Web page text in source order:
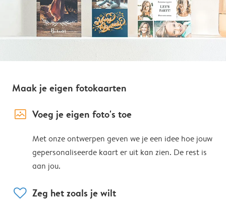
Maak je eigen fotokaarten
image_placeholder Voeg je eigen foto's toe
Met onze ontwerpen geven we je een idee hoe jouw
gepersonaliseerde kaart er uit kan zien. De rest is
aan jou.
heart Zeg het zoals je wilt